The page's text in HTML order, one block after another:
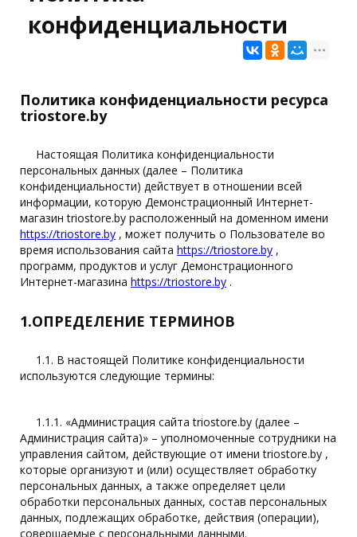
конфиденциальности
Политика конфиденциальности ресурса
triostore.by
Настоящая Политика конфиденциальности
персональных данных (далее – Политика
конфиденциальности) действует в отношении всей
информации, которую Демонстрационный Интернет-
магазин triostore.by расположенный на доменном имени
https://triostore.by , может получить о Пользователе во
время использования сайта https://triostore.by ,
программ, продуктов и услуг Демонстрационного
Интернет-магазина https://triostore.by .
1.ОПРЕДЕЛЕНИЕ ТЕРМИНОВ
1.1. В настоящей Политике конфиденциальности
используются следующие термины:
1.1.1. «Администрация сайта triostore.by (далее –
Администрация сайта)» – уполномоченные сотрудники на
управления сайтом, действующие от имени triostore.by ,
которые организуют и (или) осуществляет обработку
персональных данных, а также определяет цели
обработки персональных данных, состав персональных
данных, подлежащих обработке, действия (операции),
совершаемые с персональными данными.